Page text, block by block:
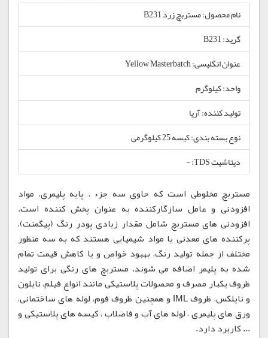
نام محصول: مستربچ زرد B231
گرید: B231
عنوان انگلیسی: Yellow Masterbatch
واحد: کیلوگرم
تولید کننده: آریا
نوع بسته بندی: کیسه 25 کیلوگرمی
دیتاشیت TDS: -
مستربچ مخلوطی است که حاوی سه جزء ، پایه پلیمری، مواد
افزودنی و عامل سازگارکننده به عنوان پخش کننده است.
افزودنی های مستربچ شامل مقدار زیادی پودر رنگ (پیگمنت)،
پرکننده های معدنی یا مواد شیمیایی هستند که به سه منظور
مختلف از جمله تولید رنگ، بهبود خواص و یا کاهش قیمت تمام
شده به پلیمر اضافه می شوند. مستربچ های رنگی برای تولید
ظروف یکبار مصرف و محصولات پلاستیکی مانند انواع فیلم، نایلون
و نایلکس، ظروف IML و همچنین ظروف فوم، لوله های ساختمانی،
ورق های پلیمری ، لوله های آب و فاضلاب ، کیسه های پلاستیکی و
... کاربرد دارد.